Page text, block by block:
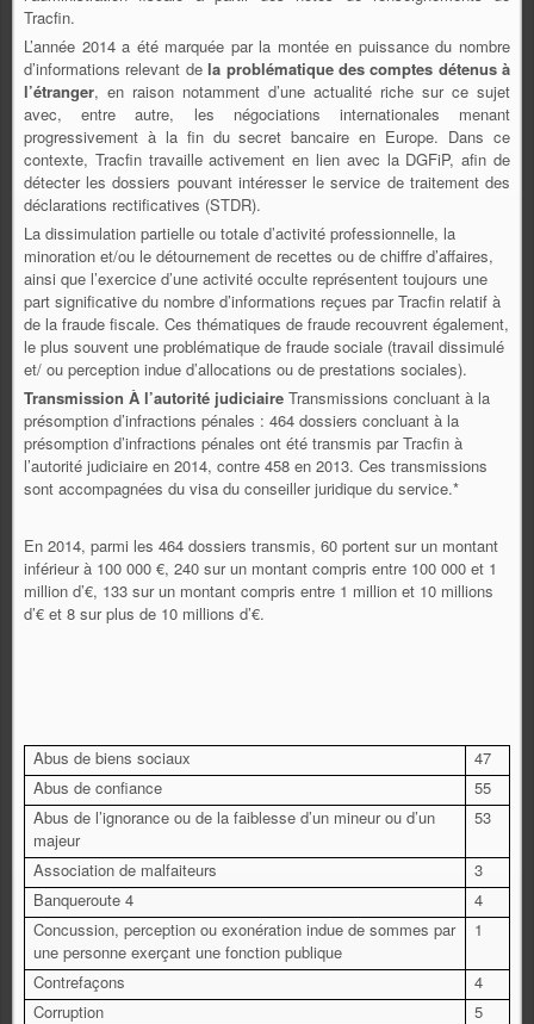
Tracfin.
L’année 2014 a été marquée par la montée en puissance du nombre
d’informations relevant dela problématique des comptes détenus à
l’étranger, en raison notamment d’une actualité riche sur ce sujet
avec, entre autre, les négociations internationales menant
progressivement à la fin du secret bancaire en Europe. Dans ce
contexte, Tracfin travaille activement en lien avec la DGFiP, afin de
détecter les dossiers pouvant intéresser le service de traitement des
déclarations rectificatives (STDR).
La dissimulation partielle ou totale d’activité professionnelle, la
minoration et/ou le détournement de recettes ou de chiffre d’affaires,
ainsi que l’exercice d’une activité occulte représentent toujours une
part significative du nombre d’informations reçues par Tracfin relatif à
de la fraude fiscale. Ces thématiques de fraude recouvrent également,
le plus souvent une problématique de fraude sociale (travail dissimulé
et/ ou perception indue d’allocations ou de prestations sociales).
Transmission À l’autorité judiciaire Transmissions concluant à la
présomption d’infractions pénales : 464 dossiers concluant à la
présomption d’infractions pénales ont été transmis par Tracfin à
l’autorité judiciaire en 2014, contre 458 en 2013. Ces transmissions
sont accompagnées du visa du conseiller juridique du service.*
En 2014, parmi les 464 dossiers transmis, 60 portent sur un montant
inférieur à 100 000 €, 240 sur un montant compris entre 100 000 et 1
million d’€, 133 sur un montant compris entre 1 million et 10 millions
d’€ et 8 sur plus de 10 millions d’€.
Abus de biens sociaux
47
Abus de confiance
55
Abus de l’ignorance ou de la faiblesse d’un mineur ou d’un
majeur
53
Association de malfaiteurs
3
Banqueroute 4
4
Concussion, perception ou exonération indue de sommes par
une personne exerçant une fonction publique
1
Contrefaçons
4
Corruption
5